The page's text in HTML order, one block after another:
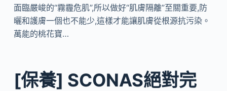
面臨嚴峻的“霧霾危肌”,所以做好“肌膚隔離”至關重要,防
曬和護膚一個也不能少,這樣才能讓肌膚從根源抗污染。
萬能的桃花寶…
[保養] SCONAS絕對完